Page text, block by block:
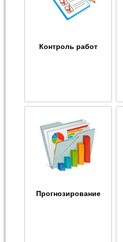
Контроль работ
Прогнозирование